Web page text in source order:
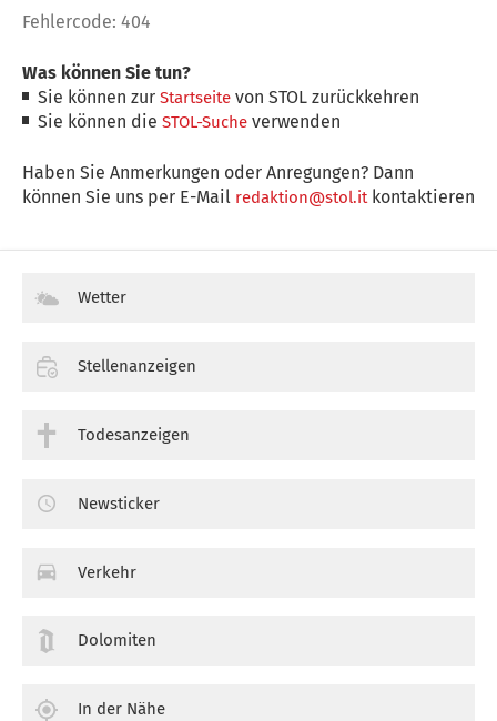
Fehlercode: 404
Was können Sie tun?
Sie können zurStartseite von STOL zurückkehren
Sie können dieSTOL-Suche verwenden
Haben Sie Anmerkungen oder Anregungen? Dann
können Sie uns per E-Mail redaktion@stol.itkontaktieren
Wetter
Stellenanzeigen
Todesanzeigen
Newsticker
Verkehr
Dolomiten
In der Nähe